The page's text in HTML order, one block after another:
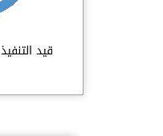
قيد التنفيذ